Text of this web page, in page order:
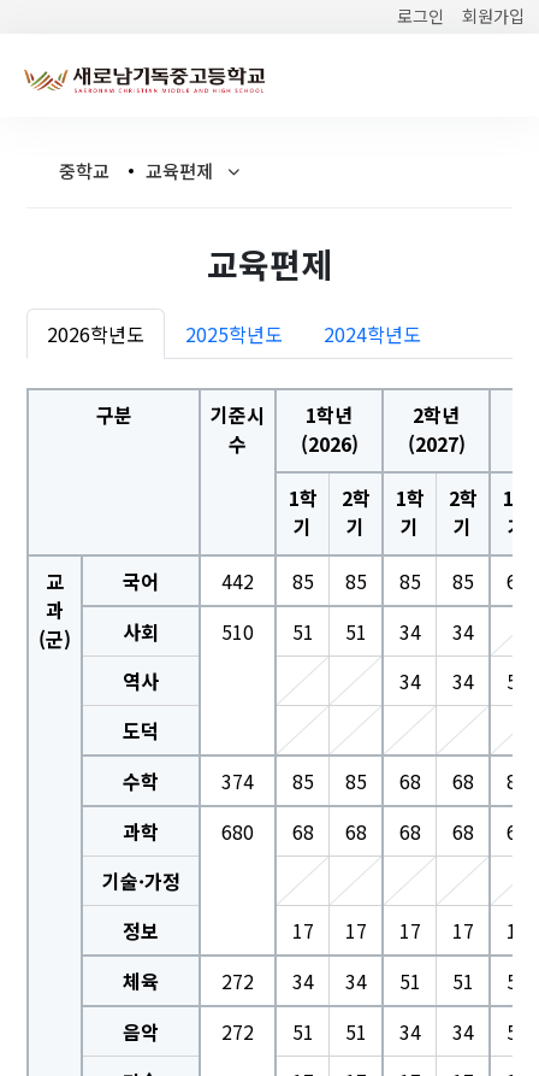
로그인 회원가입
중학교 교육편제
교육편제
2026학년도 2025학년도 2024학년도
구분
기준시
수
1학년
(2026)
2학년
(2027)
1학
기
2학
기
1학
기
2학
기
1학
기
교
과
(군)
국어 442 85 85 85 85
68
사회
510 51 51 34
34
역사
34 34
51
도덕
수학
374 85 85 68 68
85
과학
680 68 68 68 68
68
기술·가정
정보
17 17 17 17
17
체육
272 34 34 51 51
51
음악
272 51 51 34 34
51